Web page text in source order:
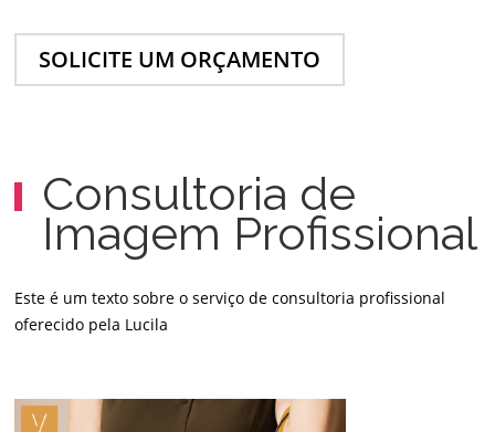
SOLICITE UM ORÇAMENTO
Consultoria de
Imagem Profissional
Este é um texto sobre o serviço de consultoria profissional
oferecido pela Lucila